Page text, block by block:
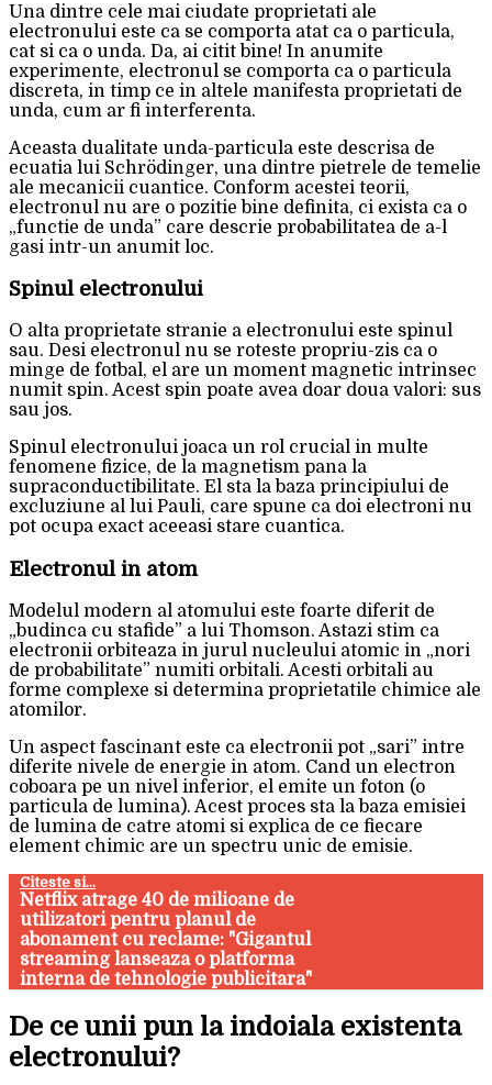
Una dintre cele mai ciudate proprietati ale
electronului este ca se comporta atat ca o particula,
cat si ca o unda. Da, ai citit bine! In anumite
experimente, electronul se comporta ca o particula
discreta, in timp ce in altele manifesta proprietati de
unda, cum ar fi interferenta.
Aceasta dualitate unda-particula este descrisa de
ecuatia lui Schrödinger, una dintre pietrele de temelie
ale mecanicii cuantice. Conform acestei teorii,
electronul nu are o pozitie bine definita, ci exista ca o
„functie de unda” care descrie probabilitatea de a-l
gasi intr-un anumit loc.
Spinul electronului
O alta proprietate stranie a electronului este spinul
sau. Desi electronul nu se roteste propriu-zis ca o
minge de fotbal, el are un moment magnetic intrinsec
numit spin. Acest spin poate avea doar doua valori: sus
sau jos.
Spinul electronului joaca un rol crucial in multe
fenomene fizice, de la magnetism pana la
supraconductibilitate. El sta la baza principiului de
excluziune al lui Pauli, care spune ca doi electroni nu
pot ocupa exact aceeasi stare cuantica.
Electronul in atom
Modelul modern al atomului este foarte diferit de
„budinca cu stafide” a lui Thomson. Astazi stim ca
electronii orbiteaza in jurul nucleului atomic in „nori
de probabilitate” numiti orbitali. Acesti orbitali au
forme complexe si determina proprietatile chimice ale
atomilor.
Un aspect fascinant este ca electronii pot „sari” intre
diferite nivele de energie in atom. Cand un electron
coboara pe un nivel inferior, el emite un foton (o
particula de lumina). Acest proces sta la baza emisiei
de lumina de catre atomi si explica de ce fiecare
element chimic are un spectru unic de emisie.
Citeste si...
Netflix atrage 40 de milioane de
utilizatori pentru planul de
abonament cu reclame: "Gigantul
streaming lanseaza o platforma
interna de tehnologie publicitara"
De ce unii pun la indoiala existenta
electronului?